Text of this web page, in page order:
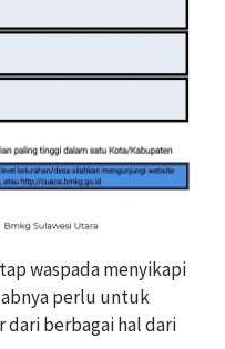
waspada menyikapi
perlu untuk
dari berbagai hal dari